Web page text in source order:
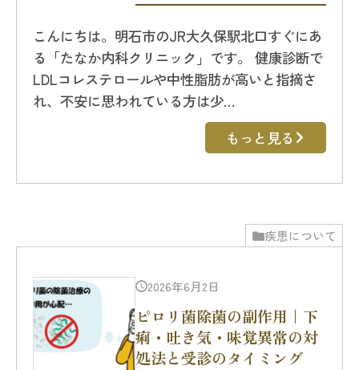
こんにちは。明石市のJR大久保駅北口すぐにあ
る「たなか内科クリニック」です。 健康診断で
LDLコレステロールや中性脂肪が高いと指摘さ
れ、不安に思われている方は少…
もっと見る
疾患について
2026年6月2日
ピロリ菌除菌の副作用｜下
痢・吐き気・味覚異常の対
処法と受診のタイミング